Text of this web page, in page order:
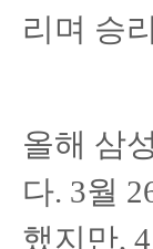
리며 승
올해 삼
다. 3월
했지만,